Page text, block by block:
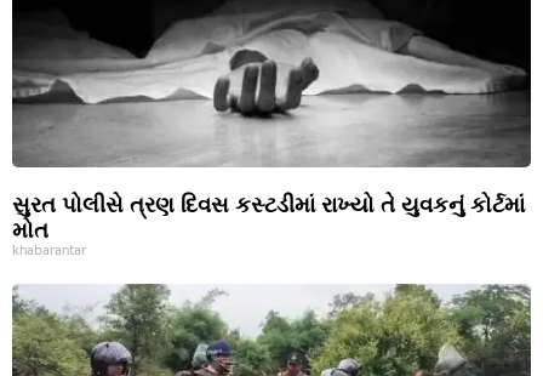
સુરત પોલીસે ત્રણ દિવસ કસ્ટડીમાં રાખ્યો તે યુવકનું કોર્ટમાં
મોત
khabarantar